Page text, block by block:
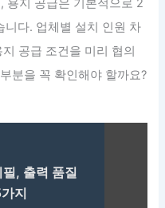
용지 공급은 기본적으로 2
니다. 업체별 설치 인원 차
공급 조건을 미리 협의
분을 꼭 확인해야 할까요?
, 출력 품질
지